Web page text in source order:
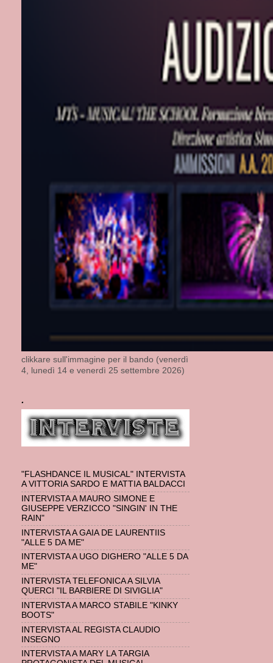
clikkare sull'immagine per il bando (venerdì
4, lunedì 14 e venerdì 25 settembre 2026)
.
"FLASHDANCE IL MUSICAL" INTERVISTA
A VITTORIA SARDO E MATTIA BALDACCI
INTERVISTA A MAURO SIMONE E
GIUSEPPE VERZICCO "SINGIN' IN THE
RAIN"
INTERVISTA A GAIA DE LAURENTIIS
"ALLE 5 DA ME"
INTERVISTA A UGO DIGHERO "ALLE 5 DA
ME"
INTERVISTA TELEFONICA A SILVIA
QUERCI "IL BARBIERE DI SIVIGLIA"
INTERVISTA A MARCO STABILE "KINKY
BOOTS"
INTERVISTA AL REGISTA CLAUDIO
INSEGNO
INTERVISTA A MARY LA TARGIA